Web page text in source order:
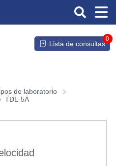
Lista de consultas
0
de laboratorio
TDL-5A